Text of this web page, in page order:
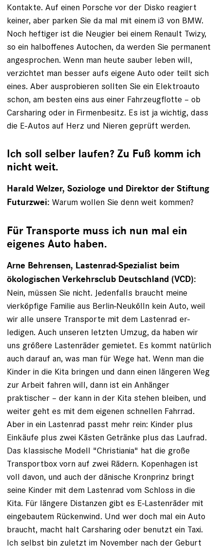
Kontakte. Auf einen Porsche vor der Disko reagiert
keiner, aber parken Sie da mal mit einem i3 von BMW.
Noch heftiger ist ­die Neugier bei einem Renault Twizy,
so ein halboffenes Autochen, da werden Sie permanent
angesprochen. Wenn man heute sauber leben will,
verzichtet man besser aufs eigene Auto oder teilt sich
eines. Aber ausprobieren sollten Sie ein Elektroauto
schon, am besten eins aus einer Fahrzeugflotte – ob
Carsharing oder in Firmenbesitz. Es ist ja wichtig, dass
die E-Autos auf Herz und Nieren geprüft werden.
Ich soll selber laufen? Zu Fuß komm ich
nicht weit.
Harald Welzer, Soziologe und Direktor der Stiftung
Futurzwei: ­Warum wollen Sie denn weit kommen?
Für Transporte muss ich nun mal ein
eigenes Auto haben.
Arne Behrensen, Lastenrad-Spezialist beim
ökologischen Verkehrsclub Deutschland (VCD):
Nein, müssen Sie nicht. Jedenfalls braucht meine
vierköpfige Familie aus Berlin-Neukölln kein ­Auto, weil
wir alle unsere Transporte mit dem Lastenrad er­
ledigen. Auch unseren letzten Umzug, da haben wir
uns größere Lastenräder gemietet. Es kommt natürlich
auch darauf an, was man für Wege hat. Wenn man die
Kinder in die Kita bringen und dann einen ­längeren Weg
zur Arbeit fahren will, dann ist ein Anhänger
praktischer – der kann in der Kita stehen bleiben, und
weiter geht es mit dem eigenen schnellen Fahrrad.
Aber in ein Lastenrad passt mehr rein: Kinder plus
Einkäufe plus zwei Kästen Getränke plus das Laufrad.
Das klassische Modell "Christiania" hat die große
Transportbox vorn auf zwei Rädern. Kopenhagen ist
voll davon, und auch der dänische Kronprinz bringt
seine Kinder mit dem Lastenrad vom Schloss in die
Kita. Für längere Distanzen gibt es E-Lastenräder mit
eingebautem Rückenwind. Und wer doch mal ein Auto
braucht, macht halt Carsharing oder benutzt ein Taxi.
Ich selbst bin zuletzt im ­November nach der Geburt